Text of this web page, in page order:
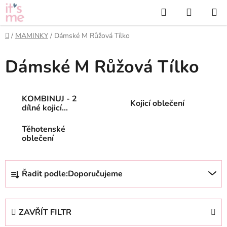
Přejít
na
obsah
Hledat
KOŠÍK
Domů
/ MAMINKY / Dámské M Růžová Tílko
Dámské M Růžová Tílko
KOMBINUJ - 2
dílné kojicí
Kojicí oblečení
Těhotenské
oblečení
Ř
z
Řadit podle:Doporučujeme
ZAVŘÍT FILTR